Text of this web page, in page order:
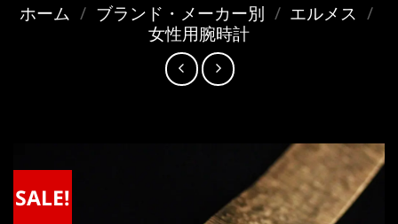
ホーム / ブランド・メーカー別 / エルメス /
女性用腕時計
SALE!